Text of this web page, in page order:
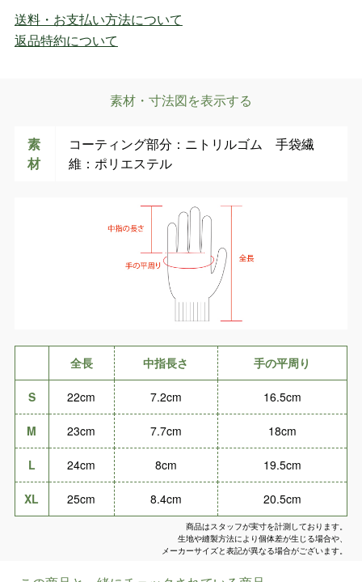
送料・お支払い方法について
返品特約について
素材・寸法図を表示する
素
材
コーティング部分：ニトリルゴム 手袋繊
維：ポリエステル
全長 中指長さ 手の平周り
S 22cm 7.2cm 16.5cm
M 23cm 7.7cm 18cm
L 24cm 8cm 19.5cm
XL 25cm 8.4cm 20.5cm
商品はスタッフが実寸を計測しております。
生地や縫製方法により個体差が生じる場合や、
メーカーサイズと表記が異なる場合がございます。